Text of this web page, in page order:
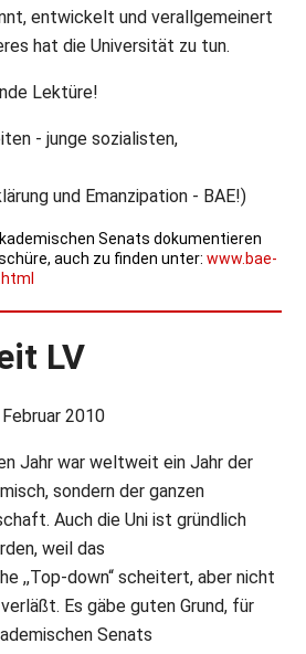
entwickelt und verallgemeinert
hat die Universität zu tun.
Lektüre!
- junge sozialisten,
und Emanzipation - BAE!)
Senats dokumentieren
auch zu finden unter:www.bae-
LV
2010
Jahr war weltweit ein Jahr der
sondern der ganzen
Auch die Uni ist gründlich
weil das
,,Top-down“ scheitert, aber nicht
Es gäbe guten Grund, für
Senats